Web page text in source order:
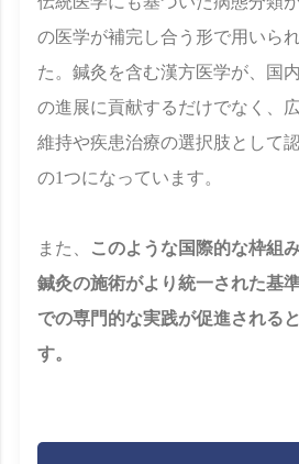
の医学が補完し合う形で用いら
た。鍼灸を含む漢方医学が、国
の進展に貢献するだけでなく、
維持や疾患治療の選択肢として
の1つになっています。
また、 このような国際的な枠組
鍼灸の施術がより統一された基
での専門的な実践が促進される
す。